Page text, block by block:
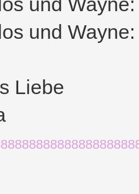
und
Liebe